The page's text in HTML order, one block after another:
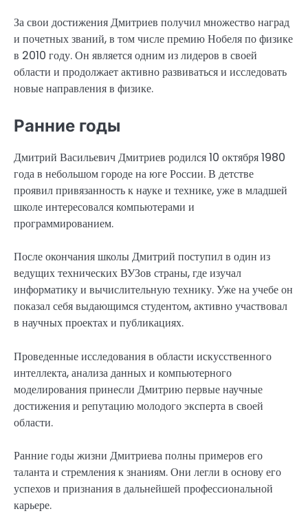
За свои достижения Дмитриев получил множество наград
и почетных званий, в том числе премию Нобеля по физике
в 2010 году. Он является одним из лидеров в своей
области и продолжает активно развиваться и исследовать
новые направления в физике.
Ранние годы
Дмитрий Васильевич Дмитриев родился 10 октября 1980
года в небольшом городе на юге России. В детстве
проявил привязанность к науке и технике, уже в младшей
школе интересовался компьютерами и
программированием.
После окончания школы Дмитрий поступил в один из
ведущих технических ВУЗов страны, где изучал
информатику и вычислительную технику. Уже на учебе он
показал себя выдающимся студентом, активно участвовал
в научных проектах и публикациях.
Проведенные исследования в области искусственного
интеллекта, анализа данных и компьютерного
моделирования принесли Дмитрию первые научные
достижения и репутацию молодого эксперта в своей
области.
Ранние годы жизни Дмитриева полны примеров его
таланта и стремления к знаниям. Они легли в основу его
успехов и признания в дальнейшей профессиональной
карьере.